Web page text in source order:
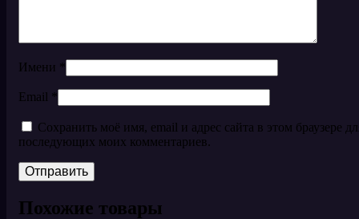
Имени *
Email *
Сохранить моё имя, email и адрес сайта в этом браузере
последующих моих комментариев.
Похожие товары